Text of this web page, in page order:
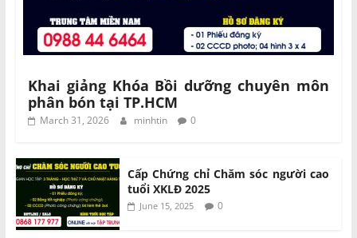
Khai giảng Khóa Bồi dưỡng chuyên môn
phân bón tại TP.HCM
March 31, 2026 minhtin 0
Cấp Chứng chỉ Chăm sóc người cao
tuổi XKLĐ 2025
June 15, 2025 0